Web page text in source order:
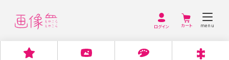
ログイン menu